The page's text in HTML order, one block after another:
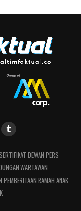
SERTIFIKAT DEWAN PERS
WARTAWAN
PEMBERITAAN RAMAH ANAK